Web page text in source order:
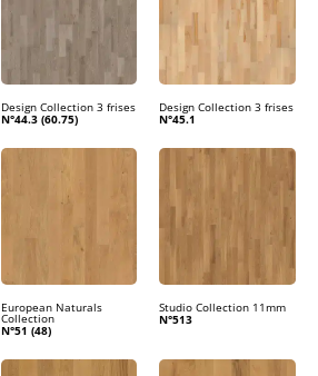
Design Collection 3 frises
N°44.3 (60.75)
Design Collection 3 frises
N°45.1
European Naturals
Collection
N°51 (48)
Studio Collection 11mm
N°513